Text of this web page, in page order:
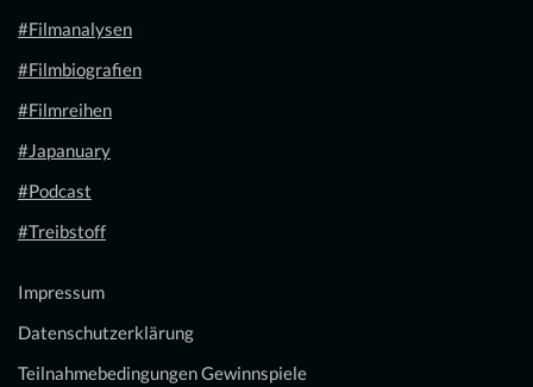
#Filmanalysen
#Filmbiografien
#Filmreihen
#Japanuary
#Podcast
#Treibstoff
Impressum
Datenschutzerklärung
Teilnahmebedingungen Gewinnspiele